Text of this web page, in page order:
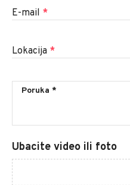
E-mail *
Lokacija *
Ubacite video ili foto